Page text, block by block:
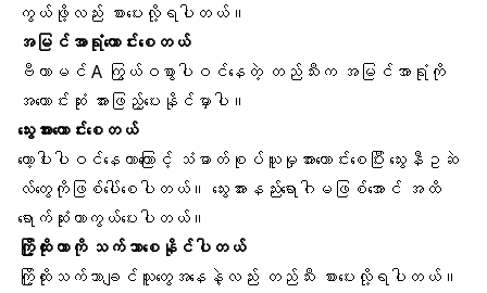
ကွယ်ဖို့လည်း စားပေးလို့ရပါတယ်။
အမြင်အာရုံကောင်းစေတယ်
ဗီတာမင် A ကြွယ်ဝစွာပါဝင်နေတဲ့ တည်သီးက အမြင်အာရုံကို
အကောင်းဆုံး အားဖြည့်ပေးနိုင်မှာပါ။
သွေးအားကောင်းစေတယ်
ကော့ပါးပါဝင်နေတာကြောင့် သံဓာတ်စုပ်ယူမှုအားကောင်းစေပြီး သွေးနီဥဆဲ
လ်တွေကိုဖြစ်ပေါ်စေပါတယ်။ သွေးအားနည်းရောဂါ မဖြစ်အောင် အထိ
ရောက်ဆုံးကာကွယ်ပေးပါတယ်။
ကြို့ထိုးတာကို သက်သာစေနိုင်ပါတယ်
ကြို့ထိုးသက်သာချင်သူတွေအနေနဲ့လည်း တည်သီး စားပေးလို့ရပါတယ်။